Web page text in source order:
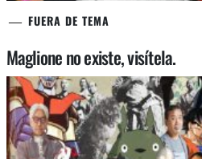
FUERA DE TEMA
Maglione no existe, visítela.